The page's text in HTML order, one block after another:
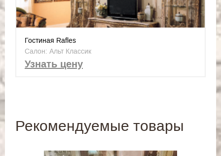
Гостиная Rafles
Салон: Альт Классик
Узнать цену
Рекомендуемые товары